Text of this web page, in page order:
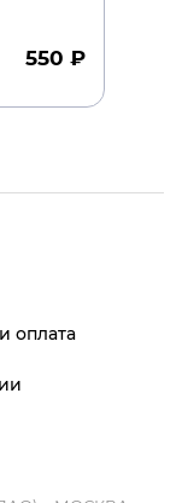
550 ₽
оплата